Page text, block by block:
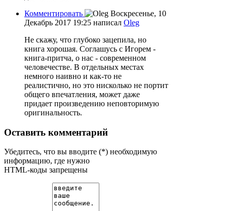
Комментировать
Воскресенье, 10
Декабрь 2017 19:25 написал Oleg
Не скажу, что глубоко зацепила, но
книга хорошая. Соглашусь с Игорем -
книга-притча, о нас - современном
человечестве. В отдельных местах
немного наивно и как-то не
реалистично, но это нисколько не портит
общего впечатления, может даже
придает произведению неповторимую
оригинальность.
Оставить комментарий
Убедитесь, что вы вводите (*) необходимую
информацию, где нужно
HTML-коды запрещены